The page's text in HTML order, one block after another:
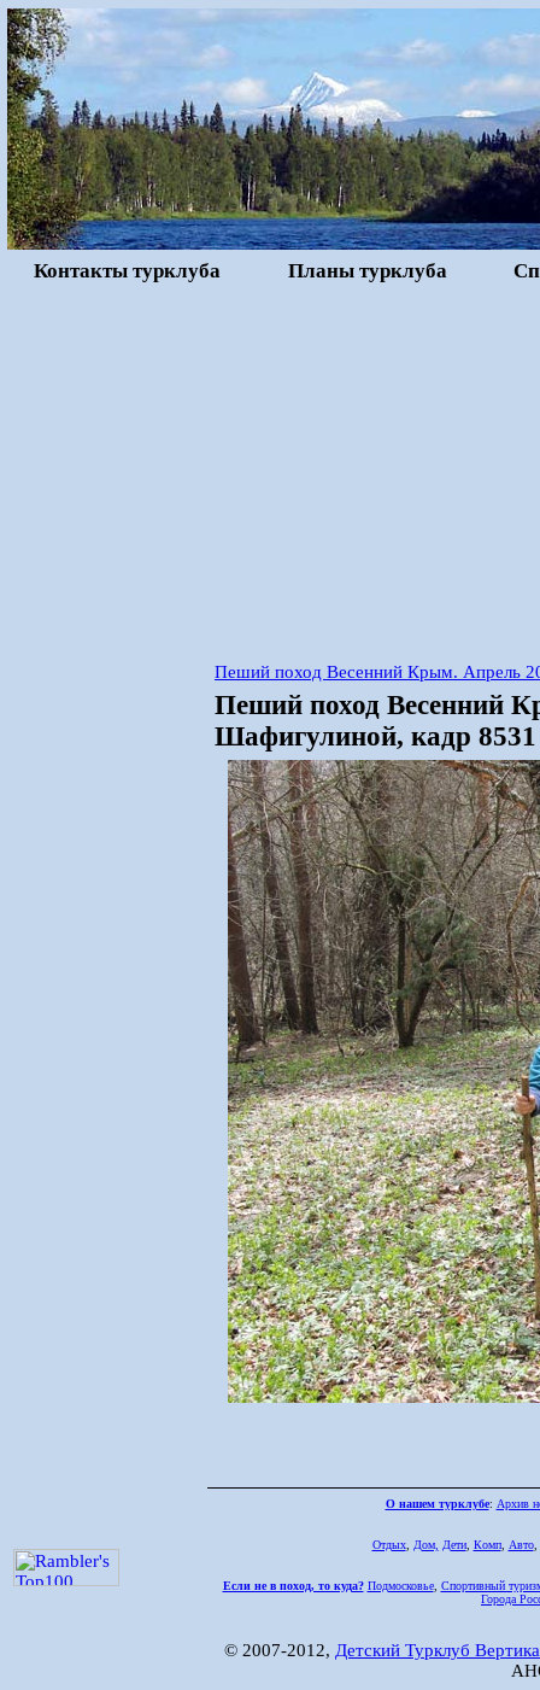
Контакты турклуба Планы турклуба
Пеший поход Весенний Крым. Апрель
Пеший поход Весенний
Шафигулиной, кадр 8531
О нашем турклубе: Архив
Отдых, Дом, Дети, Комп, Авто,
Если не в поход, то куда? Подмосковье, Спортивный
Города
© 2007-2012, Детский Турклуб